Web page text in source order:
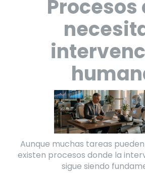
Procesos
Aunque muchas tareas
existen procesos donde la
sigue siendo